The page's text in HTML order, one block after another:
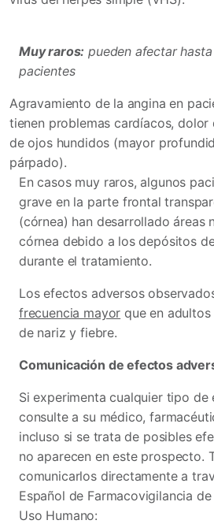
Muy raros: pueden afectar
pacientes
Agravamiento de la angina en
tienen problemas cardíacos, dolor
de ojos hundidos (mayor
párpado).
En casos muy raros, algunos
grave en la parte frontal
(córnea) han desarrollado áreas
córnea debido a los depósitos
durante el tratamiento.
Los efectos adversos
frecuencia mayor que en
de nariz y fiebre.
Comunicación de efectos
Si experimenta cualquier tipo de
consulte a su médico,
incluso si se trata de posibles
no aparecen en este prospecto.
comunicarlos directamente a
Español de Farmacovigilancia
Uso Humano: